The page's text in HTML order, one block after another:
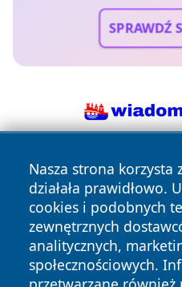
SPRAWDŹ
Nasza strona korzysta
działała prawidłowo.
cookies i podobnych
zewnętrznych
analitycznych,
społecznościowych.
Copyright © 2026
zastrzeżone.